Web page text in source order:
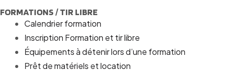
FORMATIONS / TIR LIBRE
Calendrier formation
Inscription Formation et tir libre
Équipements à détenir lors d’une formation
Prêt de matériels et location